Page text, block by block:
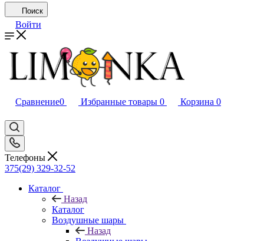
Поиск
Войти
Сравнение0 Избранные товары 0 Корзина 0
Телефоны
375(29) 329-32-52
Каталог
Назад
Каталог
Воздушные шары
Назад